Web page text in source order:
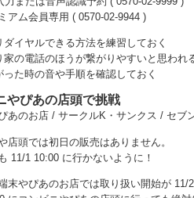
アム会員専用 ( 0570-02-9944 )
ダイヤルできる方法を練習しておく
家の電話のほうが繋がりやすいと思われ
った時の音や手順を確認しておく
やぴあの店頭で挑戦
あのお店 / サークルK・サンクス / セブ
店頭では初日の販売はありません。
11/1 10:00 に行かないように！
末やぴあのお店では取り扱い開始が 11/